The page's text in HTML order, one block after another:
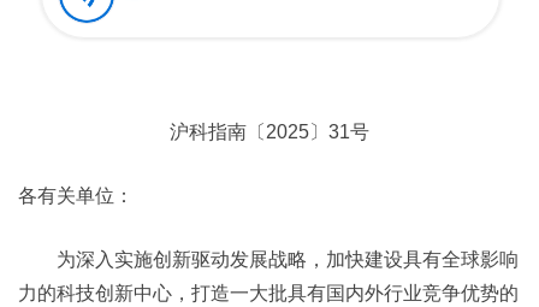
沪科指南〔2025〕31号
各有关单位：
为深入实施创新驱动发展战略，加快建设具有全球影响
力的科技创新中心，打造一大批具有国内外行业竞争优势的